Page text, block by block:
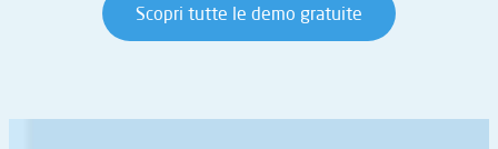
Scopri tutte le demo gratuite